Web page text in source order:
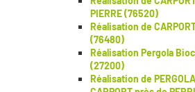
PIERRE (76520)
Réalisation de
(76480)
Réalisation Pergola
(27200)
Réalisation de